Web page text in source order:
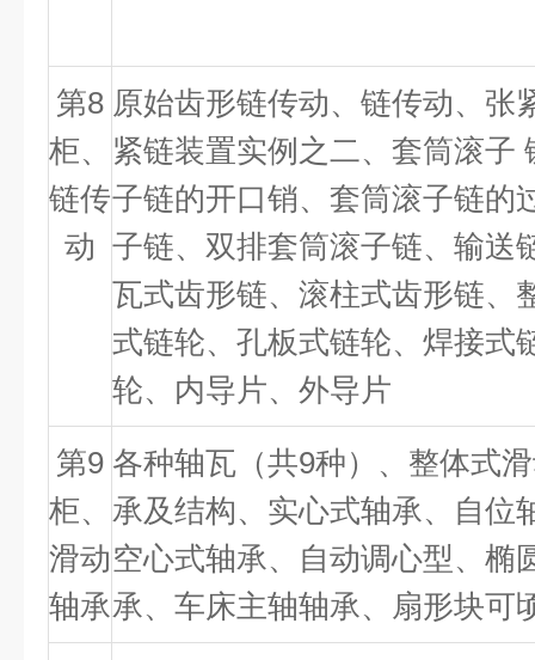
第8
柜、
链传
动
原始齿形链传动、链传动、张
紧链装置实例之二、套筒滚子
子链的开口销、套筒滚子链的
子链、双排套筒滚子链、输送
瓦式齿形链、滚柱式齿形链、
式链轮、孔板式链轮、焊接式
轮、内导片、外导片
第9
柜、
滑动
轴承
各种轴瓦（共9种）、整体式
承及结构、实心式轴承、自位
空心式轴承、自动调心型、椭
承、车床主轴轴承、扇形块可